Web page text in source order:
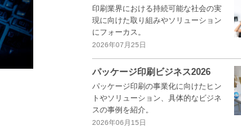
印刷業界における持続可能な社会の実
現に向けた取り組みやソリューション
にフォーカス。
2026年07月25日
パッケージ印刷ビジネス2026
パッケージ印刷の事業化に向けたヒン
トやソリューション、具体的なビジネ
スの事例を紹介。
2026年06月15日